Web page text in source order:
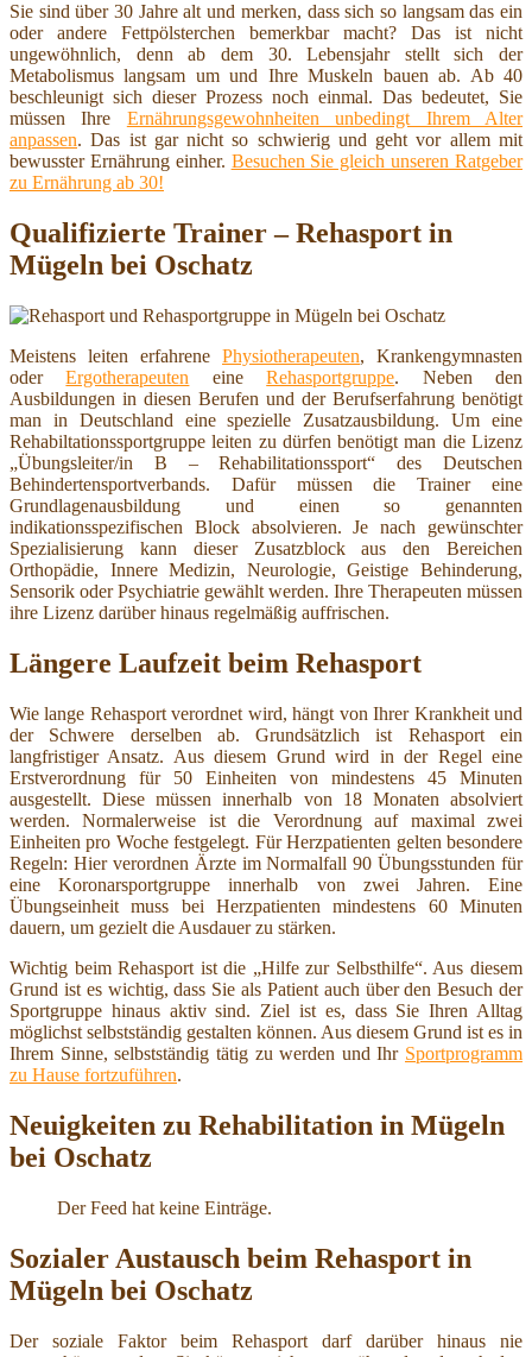
Sie sind über 30 Jahre alt und merken, dass sich so langsam das ein
oder andere Fettpölsterchen bemerkbar macht? Das ist nicht
ungewöhnlich, denn ab dem 30. Lebensjahr stellt sich der
Metabolismus langsam um und Ihre Muskeln bauen ab. Ab 40
beschleunigt sich dieser Prozess noch einmal. Das bedeutet, Sie
müssen Ihre Ernährungsgewohnheiten unbedingt Ihrem Alter
anpassen. Das ist gar nicht so schwierig und geht vor allem mit
bewusster Ernährung einher. Besuchen Sie gleich unseren Ratgeber
zu Ernährung ab 30!
Qualifizierte Trainer – Rehasport in
Mügeln bei Oschatz
Meistens leiten erfahrene Physiotherapeuten, Krankengymnasten
oderErgotherapeuten eineRehasportgruppe. Neben den
Ausbildungen in diesen Berufen und der Berufserfahrung benötigt
man in Deutschland eine spezielle Zusatzausbildung. Um eine
Rehabiltationssportgruppe leiten zu dürfen benötigt man die Lizenz
„Übungsleiter/in B – Rehabilitationssport“ des Deutschen
Behindertensportverbands. Dafür müssen die Trainer eine
Grundlagenausbildung und einen so genannten
indikationsspezifischen Block absolvieren. Je nach gewünschter
Spezialisierung kann dieser Zusatzblock aus den Bereichen
Orthopädie, Innere Medizin, Neurologie, Geistige Behinderung,
Sensorik oder Psychiatrie gewählt werden. Ihre Therapeuten müssen
ihre Lizenz darüber hinaus regelmäßig auffrischen.
Längere Laufzeit beim Rehasport
Wie lange Rehasport verordnet wird, hängt von Ihrer Krankheit und
der Schwere derselben ab. Grundsätzlich ist Rehasport ein
langfristiger Ansatz. Aus diesem Grund wird in der Regel eine
Erstverordnung für 50 Einheiten von mindestens 45 Minuten
ausgestellt. Diese müssen innerhalb von 18 Monaten absolviert
werden. Normalerweise ist die Verordnung auf maximal zwei
Einheiten pro Woche festgelegt. Für Herzpatienten gelten besondere
Regeln: Hier verordnen Ärzte im Normalfall 90 Übungsstunden für
eine Koronarsportgruppe innerhalb von zwei Jahren. Eine
Übungseinheit muss bei Herzpatienten mindestens 60 Minuten
dauern, um gezielt die Ausdauer zu stärken.
Wichtig beim Rehasport ist die „Hilfe zur Selbsthilfe“. Aus diesem
Grund ist es wichtig, dass Sie als Patient auch über den Besuch der
Sportgruppe hinaus aktiv sind. Ziel ist es, dass Sie Ihren Alltag
möglichst selbstständig gestalten können. Aus diesem Grund ist es in
Ihrem Sinne, selbstständig tätig zu werden und Ihr Sportprogramm
zu Hause fortzuführen.
Neuigkeiten zu Rehabilitation in Mügeln
bei Oschatz
Der Feed hat keine Einträge.
Sozialer Austausch beim Rehasport in
Mügeln bei Oschatz
Der soziale Faktor beim Rehasport darf darüber hinaus nie